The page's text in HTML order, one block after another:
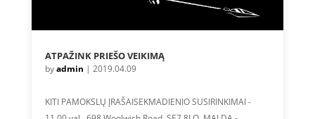
ATPAŽINK PRIEŠO VEIKIMĄ
byadmin | 2019.04.09
KITI PAMOKSLŲ ĮRAŠAISEKMADIENIO SUSIRINKIMAI -